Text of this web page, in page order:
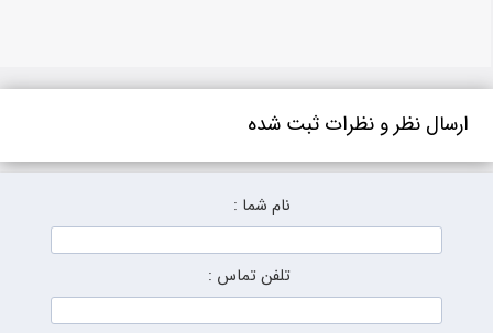
ارسال نظر و نظرات ثبت شده
نام شما :
تلفن تماس :